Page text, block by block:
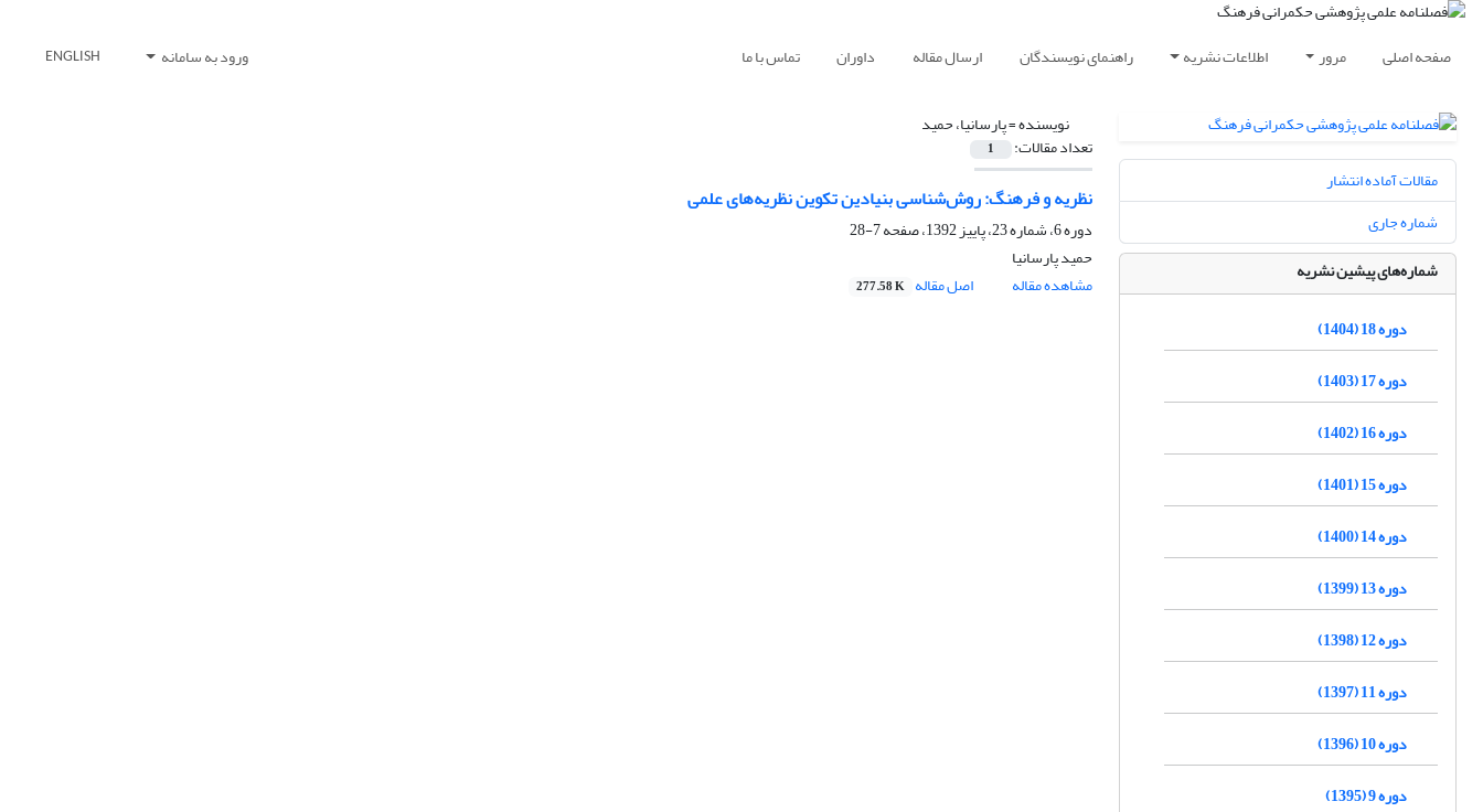
صفحه اصلی مرور اطلاعات نشریه راهنمای نویسندگان ارسال مقاله داوران تماس با ما ورود به سامانه ENGLISH
نویسنده =پارسانیا، حمید
تعداد مقالات: 1
نظریه و فرهنگ: روش‌شناسی بنیادین تکوین نظریه‌های علمی
دوره 6، شماره 23، پاییز 1392، صفحه
7-28
حمید پارسانیا
مشاهده مقاله
اصل مقاله 277.58 K
مقالات آماده انتشار
شماره جاری
شماره‌های پیشین نشریه
دوره 18 (1404)
دوره 17 (1403)
دوره 16 (1402)
دوره 15 (1401)
دوره 14 (1400)
دوره 13 (1399)
دوره 12 (1398)
دوره 11 (1397)
دوره 10 (1396)
دوره 9 (1395)